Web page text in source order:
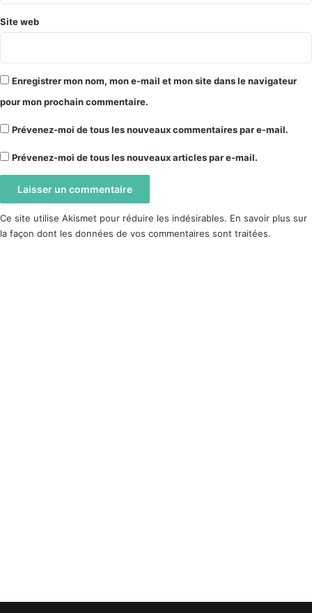
Site web
Enregistrer mon nom, mon e-mail et mon site dans le navigateur
pour mon prochain commentaire.
Prévenez-moi de tous les nouveaux commentaires par e-mail.
Prévenez-moi de tous les nouveaux articles par e-mail.
Ce site utilise Akismet pour réduire les indésirables. En savoir plus sur
la façon dont les données de vos commentaires sont traitées.